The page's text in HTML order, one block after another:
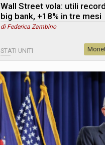
Wall Street vola: utili
big bank, +18% in tre mesi
di Federica Zambino
STATI UNITI